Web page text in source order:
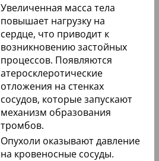
Увеличенная масса тела
повышает нагрузку на
сердце, что приводит к
возникновению застойных
процессов. Появляются
атеросклеротические
отложения на стенках
сосудов, которые запускают
механизм образования
тромбов.
Опухоли оказывают давление
на кровеносные сосуды.